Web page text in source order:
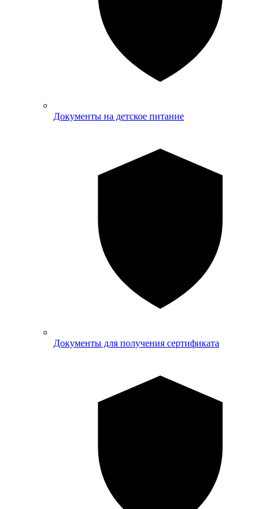
Документы на детское питание
Документы для получения сертификата